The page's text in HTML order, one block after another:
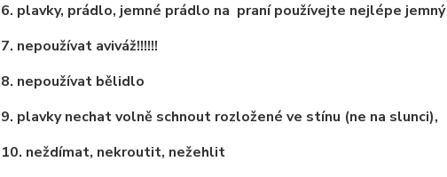
6. plavky, prádlo, jemné prádlo na praní používejte nejlépe
7. nepoužívat aviváž!!!!!!
8. nepoužívat bělidlo
9. plavky nechat volně schnout rozložené ve stínu (ne na slunci),
10. neždímat, nekroutit, nežehlit